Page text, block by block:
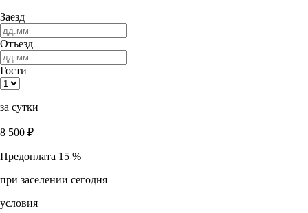
Заезд
Отъезд
Гости
за сутки
8 500 ₽
Предоплата 15 %
при заселении сегодня
условия